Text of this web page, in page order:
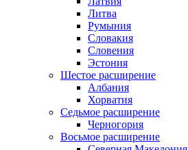
Литва
Румыния
Словакия
Словения
Эстония
Шестое расширение
Албания
Хорватия
Седьмое расширение
Черногория
Восьмое расширение